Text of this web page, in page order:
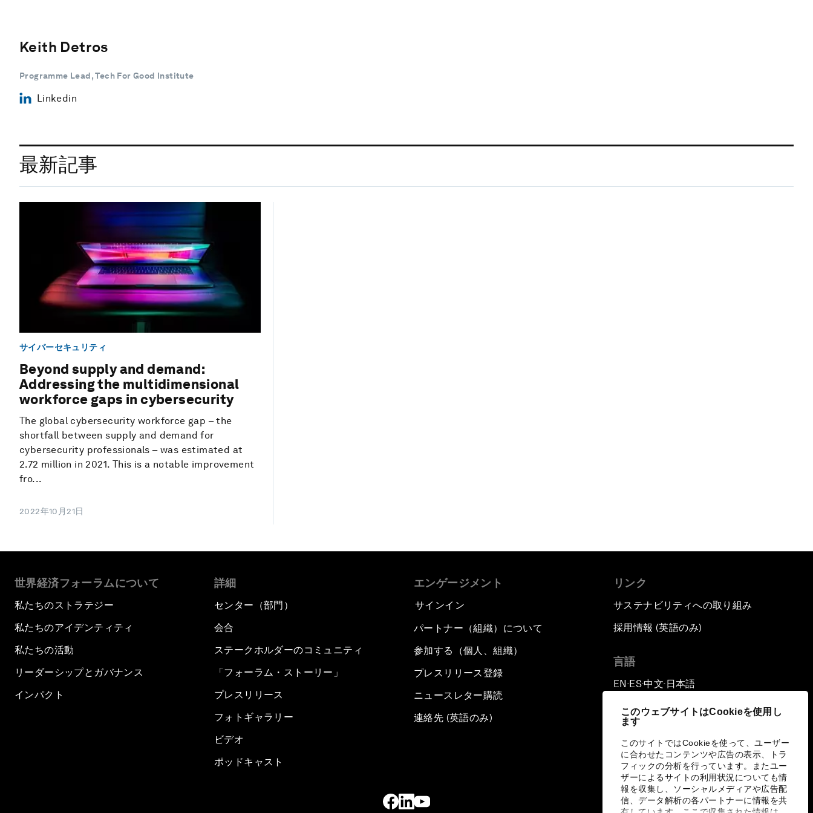
このウェブサイトはCookieを使用し
ます
このサイトではCookieを使って、ユーザー
に合わせたコンテンツや広告の表示、トラ
フィックの分析を行っています。またユー
ザーによるサイトの利用状況についても情
報を収集し、ソーシャルメディアや広告配
信、データ解析の各パートナーに情報を共
Keith Detros
Programme Lead, Tech For Good Institute
Linkedin
最新記事
サイバーセキュリティ
Beyond supply and demand:
Addressing the multidimensional
workforce gaps in cybersecurity
The global cybersecurity workforce gap – the
shortfall between supply and demand for
cybersecurity professionals – was estimated at
2.72 million in 2021. This is a notable improvement
fro...
2022年10月21日
世界経済フォーラムについて
私たちのストラテジー
私たちのアイデンティティ
私たちの活動
リーダーシップとガバナンス
インパクト
詳細
センター（部門）
会合
ステークホルダーのコミュニティ
「フォーラム・ストーリー」
プレスリリース
フォトギャラリー
ビデオ
ポッドキャスト
エンゲージメント
サインイン
パートナー（組織）について
参加する（個人、組織）
プレスリリース登録
ニュースレター購読
連絡先 (英語のみ)
リンク
サステナビリティへの取り組み
採用情報 (英語のみ)
言語
EN ▪ ES▪中文▪ 日本語